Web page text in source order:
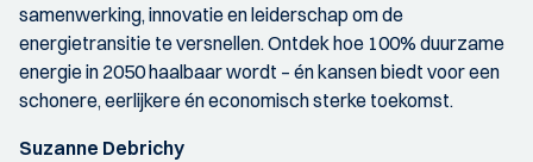
samenwerking, innovatie en leiderschap om de
energietransitie te versnellen. Ontdek hoe 100% duurzame
energie in 2050 haalbaar wordt – én kansen biedt voor een
schonere, eerlijkere én economisch sterke toekomst.
Suzanne Debrichy